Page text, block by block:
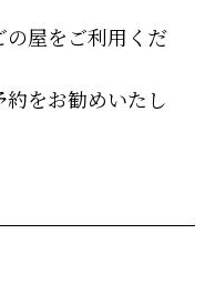
屋をご利用くだ
をお勧めいたし